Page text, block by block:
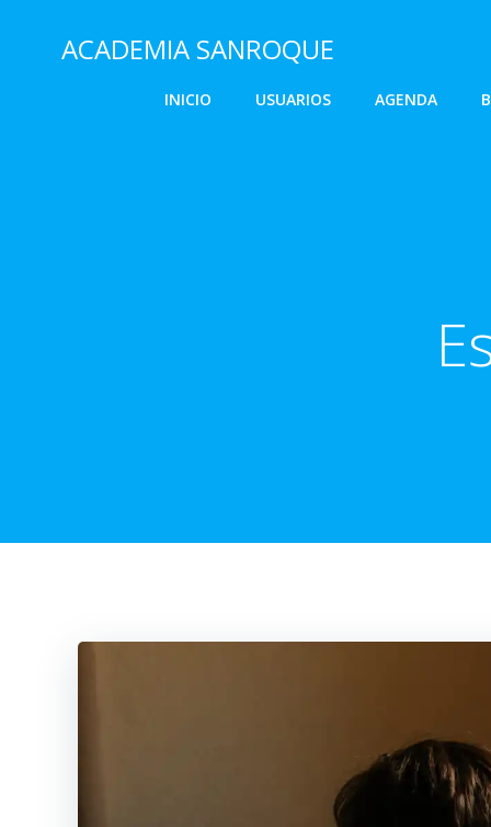
contenidoACADEMIA SANROQUE
INICIO USUARIOS AGENDA